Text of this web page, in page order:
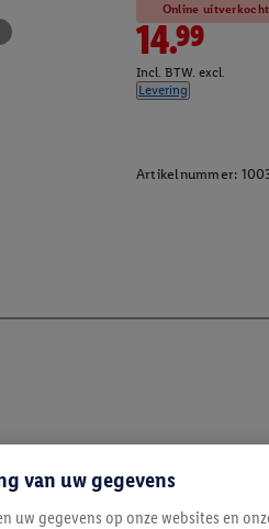
Online
14.99
Incl. BTW. excl.
Levering
Artikelnummer:
van uw gegevens
uw gegevens op onze websites en